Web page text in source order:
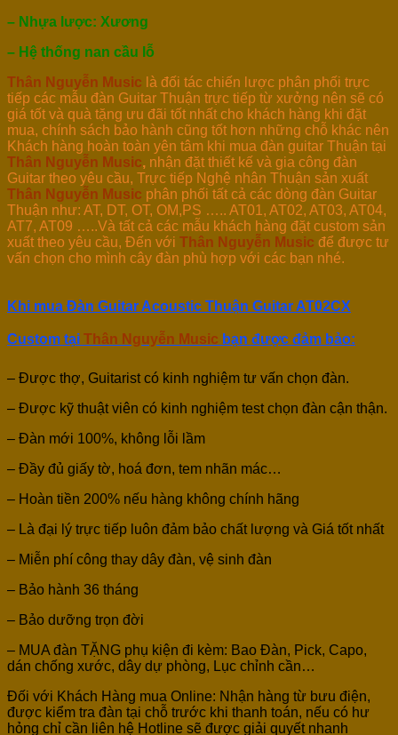
– Nhựa lược: Xương
– Hệ thống nan cầu lỗ
Thân Nguyễn Music là đối tác chiến lược phân phối trực
tiếp các mẫu đàn Guitar Thuận trực tiếp từ xưởng nên sẽ có
giá tốt và quà tặng ưu đãi tốt nhất cho khách hàng khi đặt
mua, chính sách bảo hành cũng tốt hơn những chỗ khác nên
Khách hàng hoàn toàn yên tâm khi mua đàn guitar Thuận tại
Thân Nguyễn Music, nhận đặt thiết kế và gia công đàn
Guitar theo yêu cầu, Trực tiếp Nghệ nhân Thuận sản xuất
Thân Nguyễn Music phân phối tất cả các dòng đàn Guitar
Thuận như: AT, DT, OT, OM,PS ….. AT01, AT02, AT03, AT04,
AT7, AT09 …..Và tất cả các mẫu khách hàng đặt custom sản
xuất theo yêu cầu, Đến với Thân Nguyễn Music để được tư
vấn chọn cho mình cây đàn phù hợp với các bạn nhé.
Khi mua Đàn Guitar Acoustic Thuận Guitar AT02CX
Custom tại Thân Nguyễn Music bạn được đảm bảo:
– Được thợ, Guitarist có kinh nghiệm tư vấn chọn đàn.
– Được kỹ thuật viên có kinh nghiệm test chọn đàn cận thận.
– Đàn mới 100%, không lỗi lầm
– Đầy đủ giấy tờ, hoá đơn, tem nhãn mác…
– Hoàn tiền 200% nếu hàng không chính hãng
– Là đại lý trực tiếp luôn đảm bảo chất lượng và Giá tốt nhất
– Miễn phí công thay dây đàn, vệ sinh đàn
– Bảo hành 36 tháng
– Bảo dưỡng trọn đời
– MUA đàn TẶNG phụ kiện đi kèm: Bao Đàn, Pick, Capo,
dán chống xước, dây dự phòng, Lục chỉnh cần…
Đối với Khách Hàng mua Online: Nhận hàng từ bưu điện,
được kiểm tra đàn tại chỗ trước khi thanh toán, nếu có hư
hỏng chỉ cần liên hệ Hotline sẽ được giải quyết nhanh